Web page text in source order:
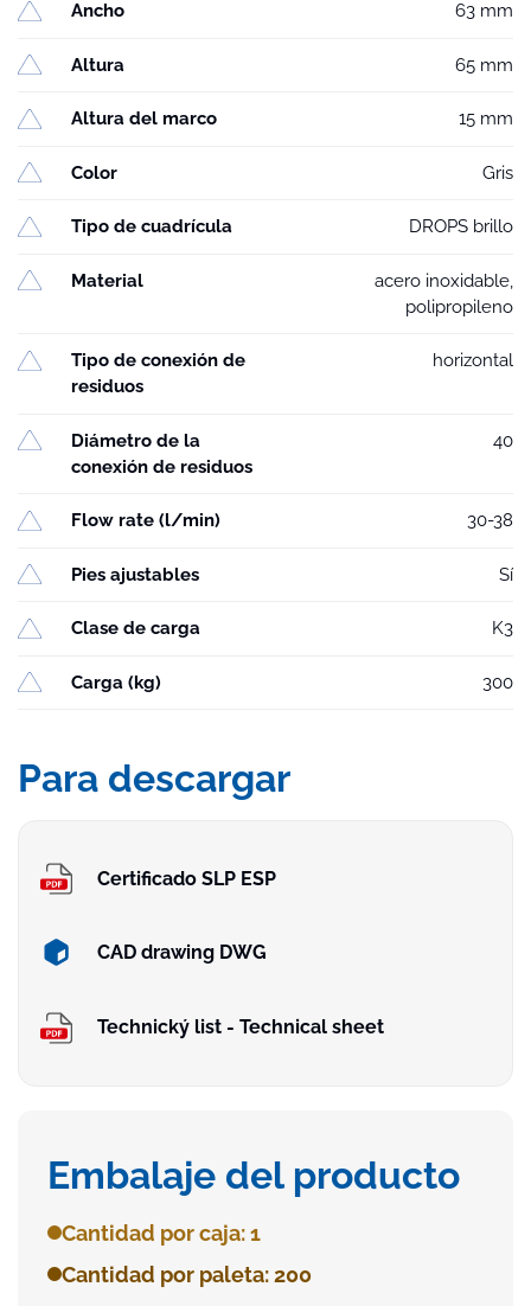
Ancho 63 mm
Altura 65 mm
Altura del marco 15 mm
Color Gris
Tipo de cuadrícula DROPS brillo
Material
acero inoxidable,
polipropileno
Tipo de conexión de
residuos
horizontal
Diámetro de la
conexión de residuos
40
Flow rate (l/min) 30-38
Pies ajustables Sí
Clase de carga K3
Carga (kg) 300
Para descargar
Certificado SLP ESP
CAD drawing DWG
Technický list - Technical sheet
Embalaje del producto
Cantidad por caja: 1
Cantidad por paleta: 200